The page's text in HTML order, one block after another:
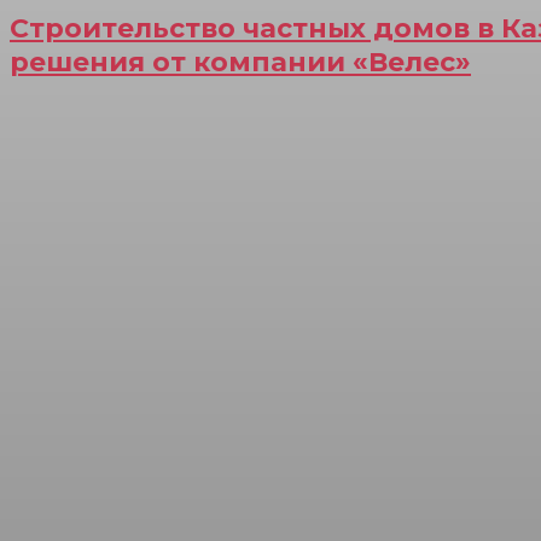
Строительство частных домов в
решения от компании «Велес»